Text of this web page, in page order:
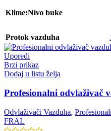
Klime:Nivo buke
Protok vazduha
Uporedi
Brzi prikaz
Dodaj u listu želja
Profesionalni odvlaživač
Odvlaživači Vazduha,
FRAL